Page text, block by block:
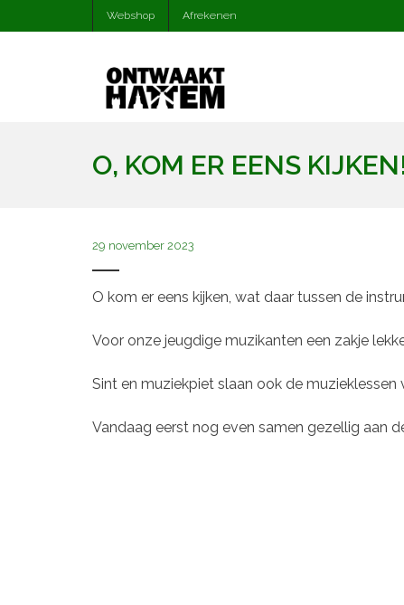
Webshop Afrekenen
O, KOM ER EENS
29 november 2023
O kom er eens kijken, wat daar tussen de
Voor onze jeugdige muzikanten een zakje
Sint en muziekpiet slaan ook de
Vandaag eerst nog even samen gezellig aan